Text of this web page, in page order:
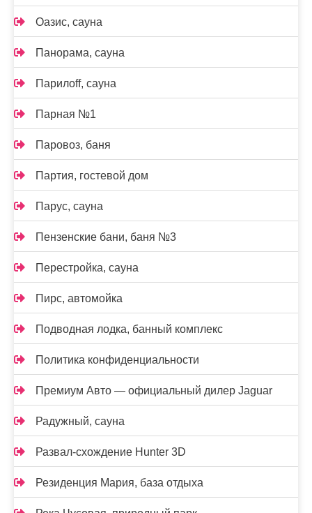
Оазис, сауна
Панорама, сауна
Парилоff, сауна
Парная №1
Паровоз, баня
Партия, гостевой дом
Парус, сауна
Пензенские бани, баня №3
Перестройка, сауна
Пирс, автомойка
Подводная лодка, банный комплекс
Политика конфиденциальности
Премиум Авто — официальный дилер Jaguar
Радужный, сауна
Развал-схождение Hunter 3D
Резиденция Мария, база отдыха